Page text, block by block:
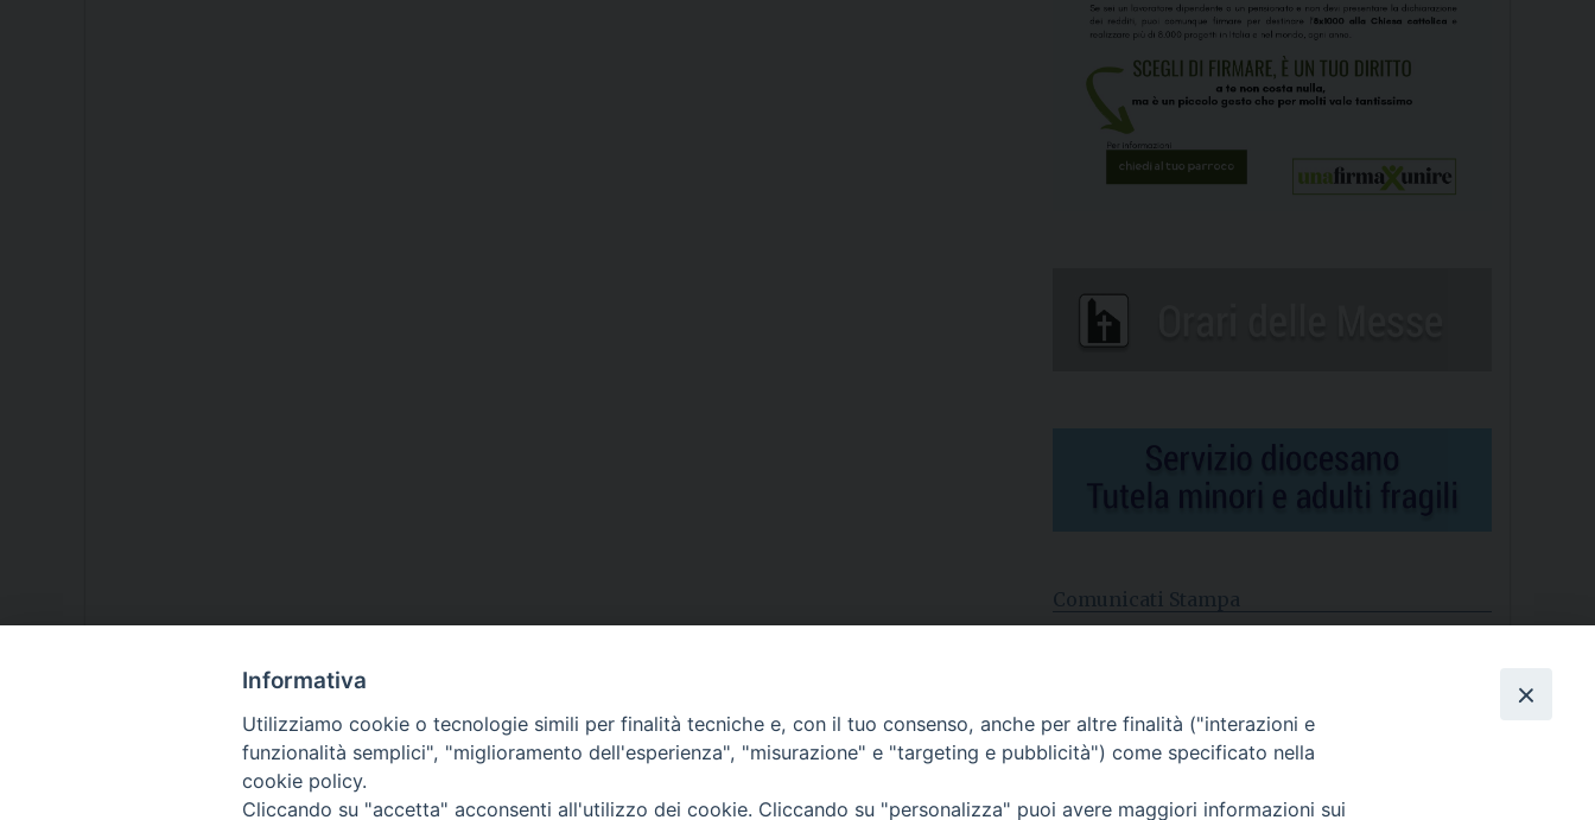
Comunicati Stampa
Nasce la Consulta Diocesana delle Aggregazioni Laicali di
Castellaneta
Archivio comunicati stampa
Informativa
Utilizziamo cookie o tecnologie simili per finalità tecniche e, con il tuo consenso, anche per altre finalità ("interazioni e
funzionalità semplici", "miglioramento dell'esperienza", "misurazione" e "targeting e pubblicità") come specificato nella
cookie policy.
Cliccando su "accetta" acconsenti all'utilizzo dei cookie. Cliccando su "personalizza" puoi avere maggiori informazioni sui